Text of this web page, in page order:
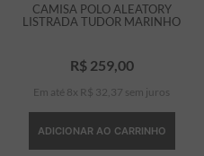
CAMISA POLO ALEATORY
LISTRADA TUDOR MARINHO
R$ 259, 00
Em até 8 x R$ 32 37 sem juros
ADICIONAR AO CARRINHO